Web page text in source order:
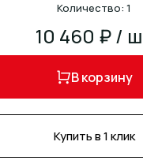
Количество: 1
10 460 ₽ /
В корзину
Купить в 1 клик